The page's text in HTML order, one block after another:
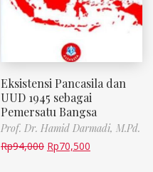
Eksistensi Pancasila dan
UUD 1945 sebagai
Pemersatu Bangsa
Prof. Dr. Hamid Darmadi, M.Pd.
Rp94,000 Rp70,500